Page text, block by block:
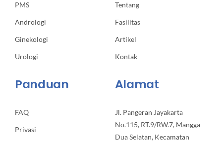
PMS
Andrologi
Ginekologi
Urologi
Tentang
Fasilitas
Artikel
Kontak
Panduan
FAQ
Privasi
Alamat
Jl. Pangeran Jayakarta
No.115, RT.9/RW.7, Mangga
Dua Selatan, Kecamatan